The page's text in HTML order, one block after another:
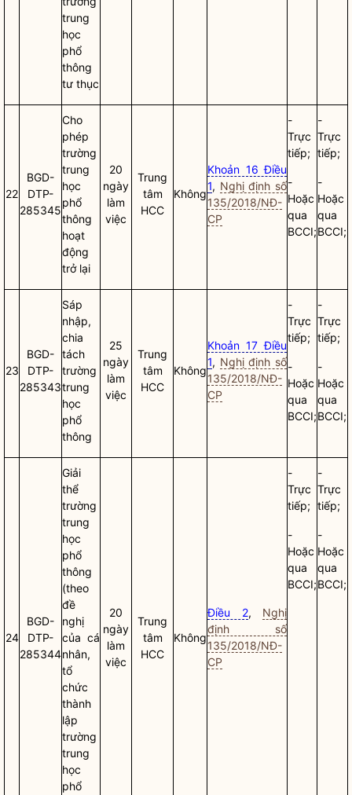
trung
học
phổ
thông
tư thục
22
BGD-
DTP-
285345
Cho
phép
trường
trung
học
phổ
thông
hoạt
động
trở lại
20
ngày
làm
việc
Trung
tâm
HCC
Không
Khoản 16 Điều
1, Nghị định số
135/2018/NĐ-
CP
-
Trực
tiếp;
-
Hoặc
qua
BCCI;
-
Trực
tiếp;
-
Hoặc
qua
BCCI;
23
BGD-
DTP-
285343
Sáp
nhập,
chia
tách
trường
trung
học
phổ
thông
25
ngày
làm
việc
Trung
tâm
HCC
Không
Khoản 17 Điều
1, Nghị định số
135/2018/NĐ-
CP
-
Trực
tiếp;
-
Hoặc
qua
BCCI;
-
Trực
tiếp;
-
Hoặc
qua
BCCI;
24
BGD-
DTP-
285344
Giải
thể
trường
trung
học
phổ
thông
(theo
đề
nghị
của cá
nhân,
tổ
chức
thành
lập
trường
trung
học
phổ
20
ngày
làm
việc
Trung
tâm
HCC
Không
Điều 2, Nghị
định số
135/2018/NĐ-
CP
-
Trực
tiếp;
-
Hoặc
qua
BCCI;
-
Trực
tiếp;
-
Hoặc
qua
BCCI;